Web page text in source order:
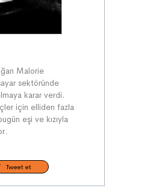
Malorie
sektöründe
karar verdi.
için elliden fazla
eşi ve kızıyla
Tweet et